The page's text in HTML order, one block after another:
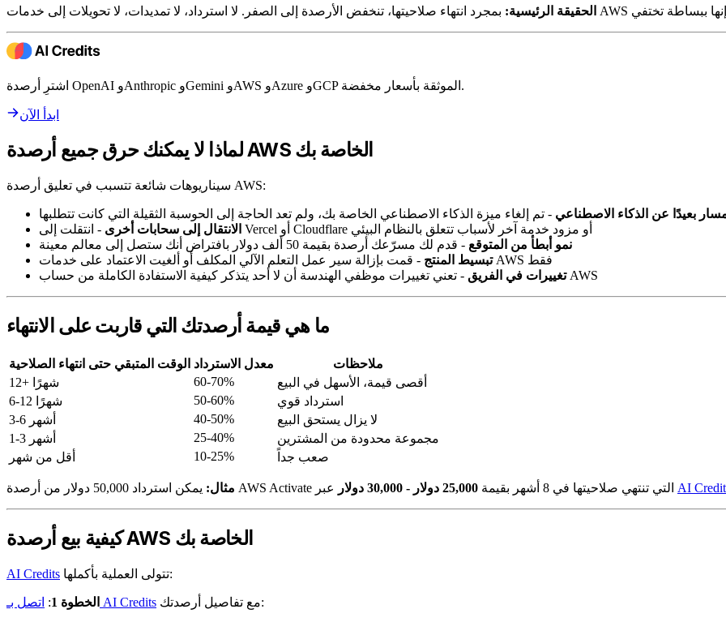
الحقيقة الرئيسية:
اشترِ أرصدة OpenAI وAnthropic وGemini وAWS وAzure وGCP الموثقة بأسعار مخفضة.
ابدأ الآن
لماذا لا يمكنك حرق جميع أرصدة AWS الخاصة بك
سيناريوهات شائعة تتسبب في تعليق أرصدة AWS:
بعيدًا عن الذكاء الاصطناعي - تم إلغاء ميزة الذكاء الاصطناعي الخاصة بك، ولم تعد الحاجة إلى الحوسبة الثقيلة التي كانت تتطلبها
الانتقال إلى سحابات أخرى
- انتقلت إلى Vercel أو Cloudflare أو مزود خدمة آخر لأسباب تتعلق بالنظام البيئي
نمو أبطأ من المتوقع - قدم لك مسرّعك أرصدة بقيمة 50 ألف دولار بافتراض أنك ستصل إلى معالم معينة
تبسيط المنتج
- قمت بإزالة سير عمل التعلم الآلي المكلف أو ألغيت الاعتماد على خدمات AWS فقط
تغييرات في الفريق- تعني تغييرات موظفي الهندسة أن لا أحد يتذكر كيفية الاستفادة الكاملة من حساب AWS
ما هي قيمة أرصدتك التي قاربت على الانتهاء
الوقت المتبقي حتى انتهاء الصلاحية معدل الاسترداد
ملاحظات
12+ شهرًا
60-70%
أقصى قيمة، الأسهل في البيع
6-12 شهرًا
50-60%
استرداد قوي
3-6 أشهر
40-50%
لا يزال يستحق البيع
1-3 أشهر
25-40%
مجموعة محدودة من المشترين
أقل من شهر
10-25% صعب جداً
مثال: يمكن استرداد 50,000 دولار من أرصدة AWS Activate التي تنتهي صلاحيتها في 8 أشهر بقيمة 25,000 دولار - 30,000 دولار AI
كيفية بيع أرصدة AWS الخاصة بك
AI Credits تتولى العملية بأكملها:
الخطوة 1 : اتصل بـ AI Credits مع تفاصيل أرصدتك: